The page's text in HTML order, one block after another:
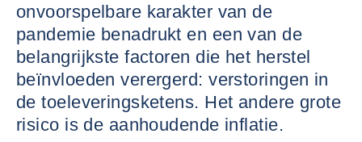
onvoorspelbare karakter van de
pandemie benadrukt en een van de
belangrijkste factoren die het herstel
beïnvloeden verergerd: verstoringen in
de toeleveringsketens. Het andere grote
risico is de aanhoudende inflatie.